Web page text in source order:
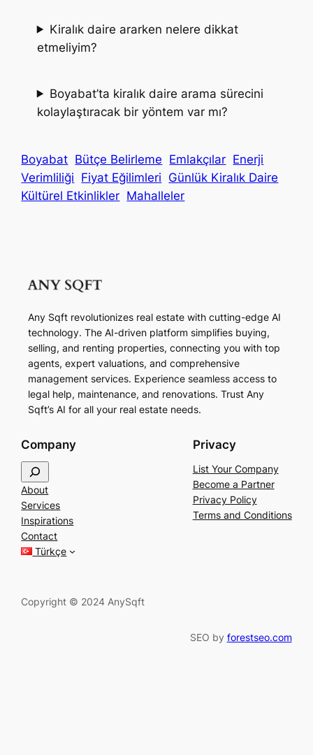
Kiralık daire ararken nelere dikkat
etmeliyim?
Boyabat’ta kiralık daire arama sürecini
kolaylaştıracak bir yöntem var mı?
Boyabat Bütçe Belirleme Emlakçılar Enerji
Verimliliği Fiyat Eğilimleri Günlük Kiralık Daire
Kültürel Etkinlikler Mahalleler
Any Sqft revolutionizes real estate with cutting-edge AI
technology. The AI-driven platform simplifies buying,
selling, and renting properties, connecting you with top
agents, expert valuations, and comprehensive
management services. Experience seamless access to
legal help, maintenance, and renovations. Trust Any
Sqft’s AI for all your real estate needs.
Company
e
a
r
c
h
About
Services
Inspirations
Contact
Türkçe
Privacy
List Your Company
Become a Partner
Privacy Policy
Terms and Conditions
Copyright © 2024 AnySqft
SEO by forestseo.com